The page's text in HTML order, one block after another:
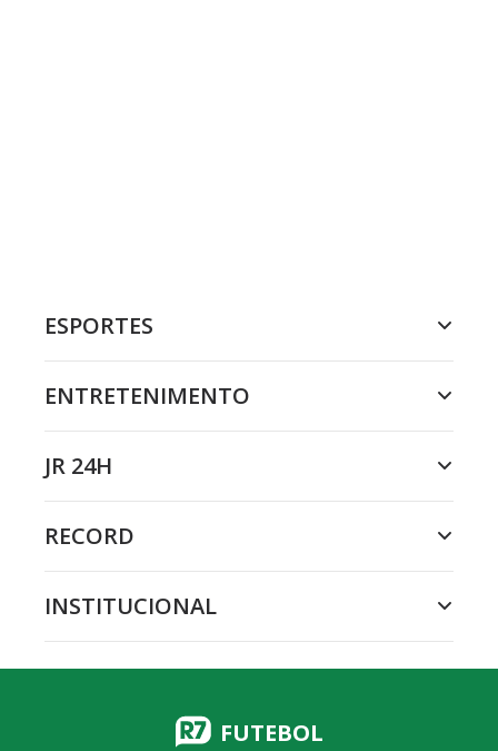
ESPORTES
ENTRETENIMENTO
JR 24H
RECORD
INSTITUCIONAL
FUTEBOL